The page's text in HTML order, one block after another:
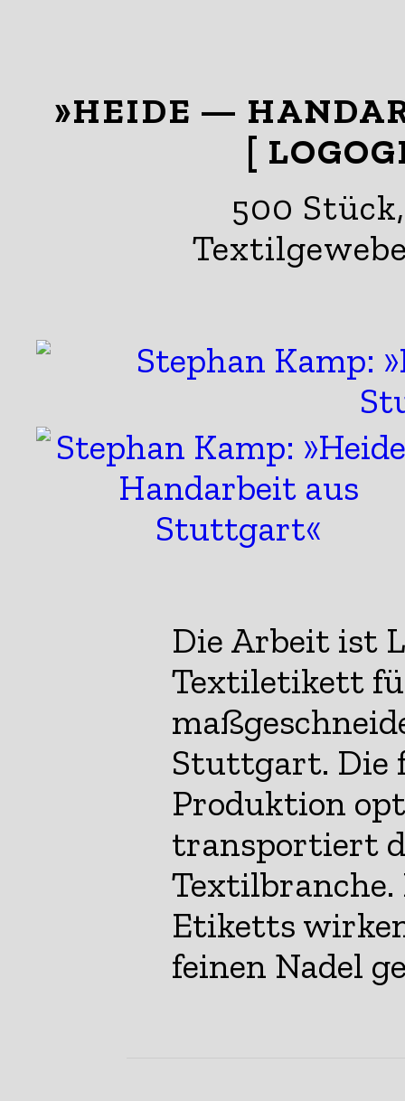
»HEIDE —
[
500 Stück,
Die Arbeit ist
Textiletikett
Stuttgart. Die
Produktion
transportiert
Textilbranche.
Etiketts
feinen Nadel